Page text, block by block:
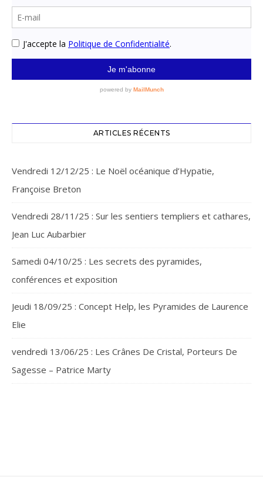
ARTICLES RÉCENTS
Vendredi 12/12/25 : Le Noël océanique d’Hypatie,
Françoise Breton
Vendredi 28/11/25 : Sur les sentiers templiers et cathares,
Jean Luc Aubarbier
Samedi 04/10/25 : Les secrets des pyramides,
conférences et exposition
Jeudi 18/09/25 : Concept Help, les Pyramides de Laurence
Elie
vendredi 13/06/25 : Les Crânes De Cristal, Porteurs De
Sagesse – Patrice Marty